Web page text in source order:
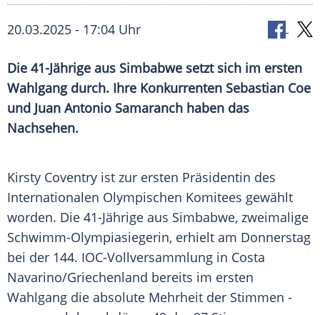
20.03.2025 - 17:04 Uhr
Die 41-Jährige aus Simbabwe setzt sich im ersten
Wahlgang durch. Ihre Konkurrenten Sebastian Coe
und Juan Antonio Samaranch haben das
Nachsehen.
Kirsty Coventry ist zur ersten Präsidentin des
Internationalen Olympischen Komitees gewählt
worden. Die 41-Jährige aus Simbabwe, zweimalige
Schwimm-Olympiasiegerin, erhielt am Donnerstag
bei der 144. IOC-Vollversammlung in Costa
Navarino/Griechenland bereits im ersten
Wahlgang die absolute Mehrheit der Stimmen -